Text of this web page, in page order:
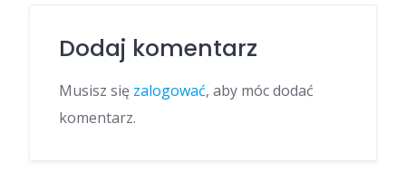
Dodaj komentarz
Musisz się zalogować, aby móc dodać
komentarz.